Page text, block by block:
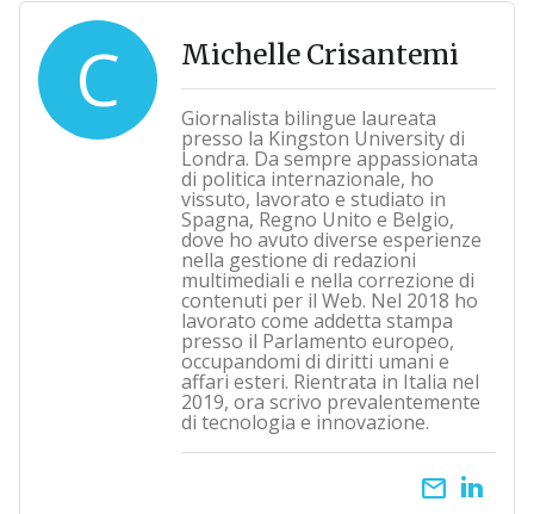
C Michelle Crisantemi
Giornalista bilingue laureata
presso la Kingston University di
Londra. Da sempre appassionata
di politica internazionale, ho
vissuto, lavorato e studiato in
Spagna, Regno Unito e Belgio,
dove ho avuto diverse esperienze
nella gestione di redazioni
multimediali e nella correzione di
contenuti per il Web. Nel 2018 ho
lavorato come addetta stampa
presso il Parlamento europeo,
occupandomi di diritti umani e
affari esteri. Rientrata in Italia nel
2019, ora scrivo prevalentemente
di tecnologia e innovazione.
email